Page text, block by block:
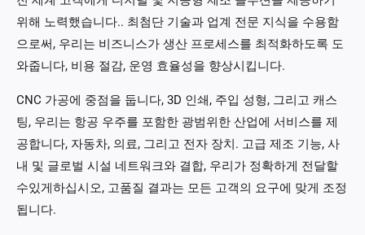
위해 노력했습니다.. 최첨단 기술과 업계 전문 지식을 수용함
으로써, 우리는 비즈니스가 생산 프로세스를 최적화하도록 도
와줍니다, 비용 절감, 운영 효율성을 향상시킵니다.
CNC 가공에 중점을 둡니다, 3D 인쇄, 주입 성형, 그리고 캐스
팅, 우리는 항공 우주를 포함한 광범위한 산업에 서비스를 제
공합니다, 자동차, 의료, 그리고 전자 장치. 고급 제조 기능, 사
내 및 글로벌 시설 네트워크와 결합, 우리가 정확하게 전달할
수있게하십시오, 고품질 결과는 모든 고객의 요구에 맞게 조정
됩니다.